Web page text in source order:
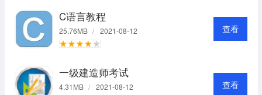
C语言教程
25.76MB / 2021-08-12 查看
一级建造师考试
4.31MB / 2021-08-12 查看